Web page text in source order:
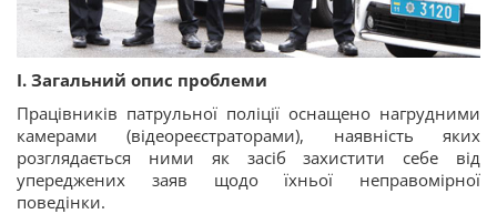
І. Загальний опис проблеми
Працівників патрульної поліції оснащено нагрудними
камерами (відеореєстраторами), наявність яких
розглядається ними як засіб захистити себе від
упереджених заяв щодо їхньої неправомірної
поведінки.